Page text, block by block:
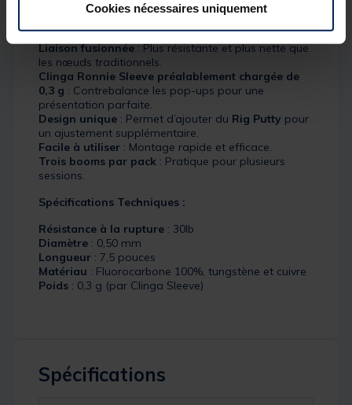
Cookies nécessaires uniquement
Booms en fluorocarbone 100% fusionné
pour les montagesRonnieetHinged Stiff Rigs.
Liaison fusionnée: Plus résistante et plus nette que
les nœuds traditionnels.
Clinga Ronnie Sleeve préalablement chargée de
0,3 g : Contrebalance les pop-ups pour une
présentation parfaite.
Design unique : Permet d’ajouter du Rig Putty pour
un ajustement supplémentaire.
Facile à utiliser : Montage rapide et efficace.
Trois booms par pack : Pratique pour plusieurs
sessions.
Spécifications Techniques :
Résistance à la rupture : 30lb
Diamètre : 0,50 mm
Longueur : 7,5 pouces
Matériau : Fluorocarbone 100%, tungstène et cuivre
Poids : 0,3 g (par Clinga Sleeve)
Spécifications